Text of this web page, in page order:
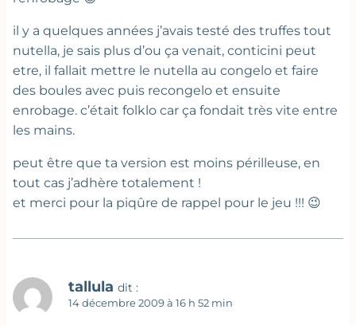
il y a quelques années j’avais testé des truffes tout
nutella, je sais plus d’ou ça venait, conticini peut
etre, il fallait mettre le nutella au congelo et faire
des boules avec puis recongelo et ensuite
enrobage. c’était folklo car ça fondait très vite entre
les mains.
peut être que ta version est moins périlleuse, en
tout cas j’adhère totalement !
et merci pour la piqûre de rappel pour le jeu !!! 😉
tallula dit :
14 décembre 2009 à 16 h 52 min